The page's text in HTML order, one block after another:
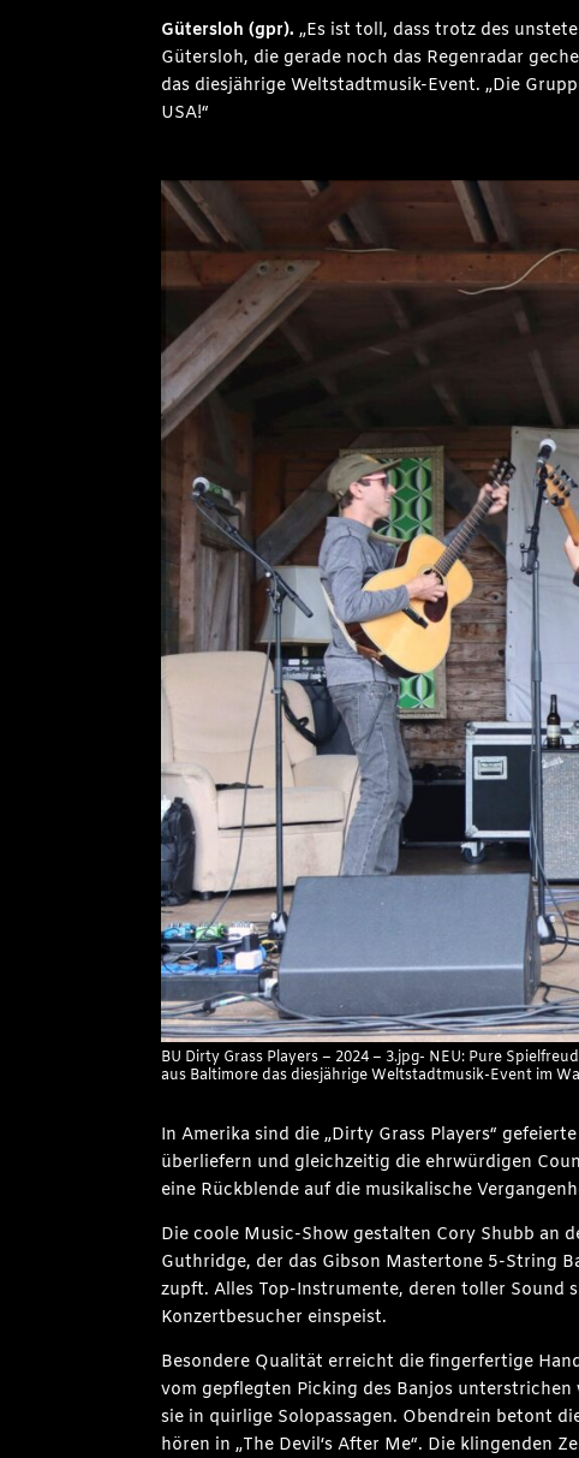
Gütersloh (gpr). „Es ist toll, dass trotz des
Gütersloh, die gerade noch das Regenradar
das diesjährige Weltstadtmusik-Event. „Die
USA!“
BU Dirty Grass Players – 2024 – 3.jpg- NEU: Pure
aus Baltimore das diesjährige Weltstadtmusik-Event im
In Amerika sind die „Dirty Grass Players“
überliefern und gleichzeitig die ehrwürdigen
eine Rückblende auf die musikalische
Die coole Music-Show gestalten Cory Shubb an
Guthridge, der das Gibson Mastertone 5-String
zupft. Alles Top-Instrumente, deren toller Sound
Konzertbesucher einspeist.
Besondere Qualität erreicht die fingerfertige
vom gepflegten Picking des Banjos
sie in quirlige Solopassagen. Obendrein betont
hören in „The Devil‘s After Me“. Die klingenden